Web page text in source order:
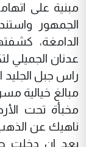
مبنية على
الجمهور
الدامغة،
عدنان الجميلي
راس جبل الجليد
مبالغ خيالية
مخبأة تحت
ناهيك عن الذهب
بعد ان دخلت